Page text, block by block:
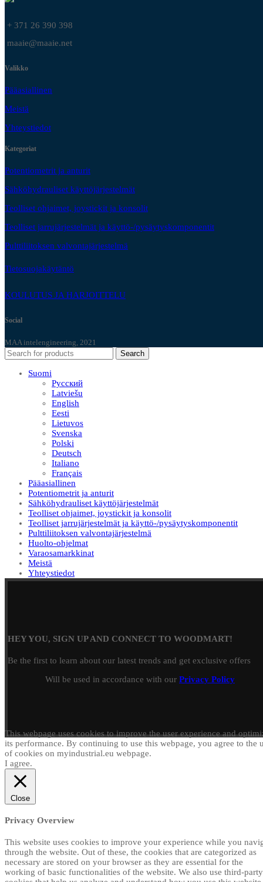
+ 371 26 390 398
maaie@maaie.net
Valikko
Pääasiallinen
Meistä
Yhteystiedot
Kategoriat
Potentiometrit ja anturit
Sähköhydrauliset käyttöjärjestelmät
Teolliset ohjaimet, joystickit ja konsolit
Teolliset jarrujärjestelmät ja käyttö-/pysäytyskomponentit
Pulttiliitoksen valvontajärjestelmä
Tietosuojakäytäntö
KOULUTUS JA HARJOITTELU
Social
MAA intelengineering, 2021
Search
Suomi
Русский
Latviešu
English
Eesti
Lietuvos
Svenska
Polski
Deutsch
Italiano
Français
Pääasiallinen
Potentiometrit ja anturit
Sähköhydrauliset käyttöjärjestelmät
Teolliset ohjaimet, joystickit ja konsolit
Teolliset jarrujärjestelmät ja käyttö-/pysäytyskomponentit
Pulttiliitoksen valvontajärjestelmä
Huolto-ohjelmat
Varaosamarkkinat
Meistä
Yhteystiedot
HEY YOU, SIGN UP AND CONNECT TO WOODMART!
Be the first to learn about our latest trends and get exclusive offers
Will be used in accordance with our Privacy Policy
This webpage uses cookies to improve the user experience and
its performance. By continuing to use this webpage, you agree to the
of cookies on myindustrial.eu webpage.
I agree.
Close
Privacy Overview
This website uses cookies to improve your experience while you
through the website. Out of these, the cookies that are categorized as
necessary are stored on your browser as they are essential for the
working of basic functionalities of the website. We also use third-party